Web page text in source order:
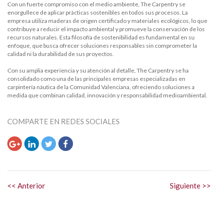
Con un fuerte compromiso con el medio ambiente, The Carpentry se
enorgullece de aplicar prácticas sostenibles en todos sus procesos. La
empresa utiliza maderas de origen certificado y materiales ecológicos, lo que
contribuye a reducir el impacto ambiental y promueve la conservación de los
recursos naturales. Esta filosofía de sostenibilidad es fundamental en su
enfoque, que busca ofrecer soluciones responsables sin comprometer la
calidad ni la durabilidad de sus proyectos.
Con su amplia experiencia y su atención al detalle, The Carpentry se ha
consolidado como una de las principales empresas especializadas en
carpintería náutica de la Comunidad Valenciana, ofreciendo soluciones a
medida que combinan calidad, innovación y responsabilidad medioambiental.
COMPARTE EN REDES SOCIALES
<< Anterior Siguiente >>